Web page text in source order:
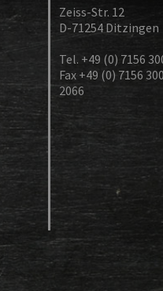
Zeiss-Str. 12
D-71254 Ditzingen
Tel. +49 (0) 7156
Fax +49 (0) 7156
2066